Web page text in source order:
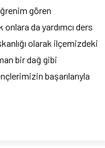
gören
da yardımcı ders
olarak ilçemizdeki
bir dağ gibi
başarılarıyla